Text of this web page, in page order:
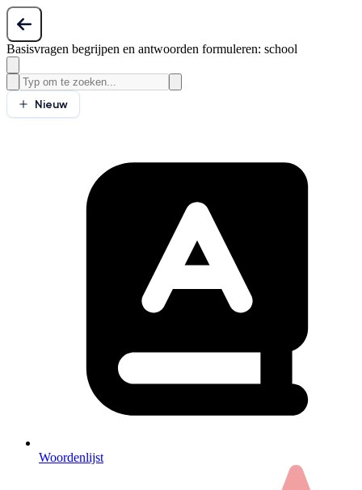
Basisvragen begrijpen en antwoorden formuleren: school
Nieuw
Woordenlijst